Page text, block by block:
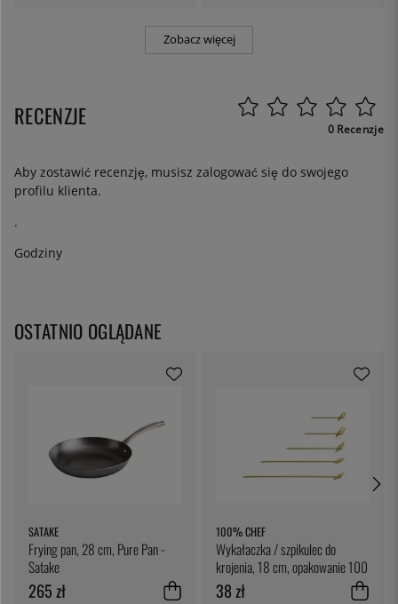
Zobacz więcej
RECENZJE 0 Recenzje
Aby zostawić recenzję, musisz zalogować się do swojego
profilu klienta.
.
Godziny
OSTATNIO OGLĄDANE
SATAKE
Frying pan, 28 cm, Pure Pan -
Satake
265 zł
100% CHEF
Wykałaczka / szpikulec do
krojenia, 18 cm, opakowanie 100
sztuk - 100% Chef
38 zł